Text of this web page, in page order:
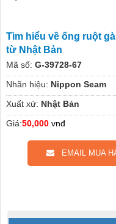
Tìm hiểu về ống ruột
từ Nhật Bản
Mã số: G-39728-67
Nhãn hiệu: Nippon Seam
Xuất xứ: Nhật Bản
Giá:50,000 vnđ
EMAIL MUA